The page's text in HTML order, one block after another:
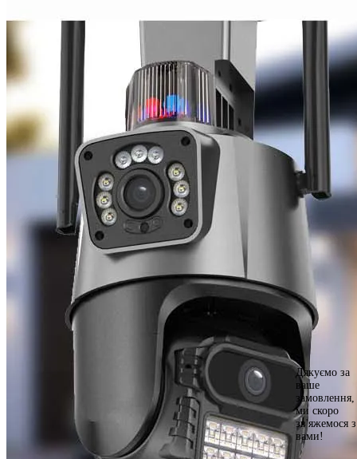
Дякуємо за
ваше
замовлення,
ми скоро
зв'яжемося з
вами!